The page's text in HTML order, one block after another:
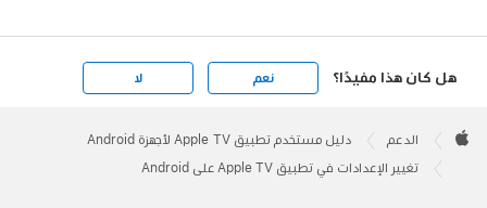
هل كان هذا مفيدًا؟ نعم لا
Footer

الدعم دليل مستخدم تطبيق Apple TV لأجهزة Android
تغيير الإعدادات في تطبيق Apple TV على Android